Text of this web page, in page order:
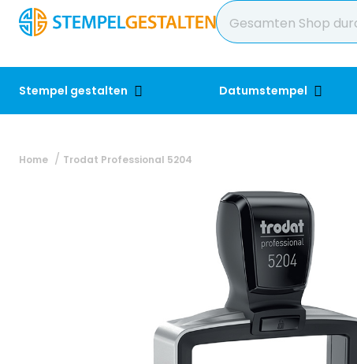
Stempel gestalten Datumstempel
Home Trodat Professional 5204